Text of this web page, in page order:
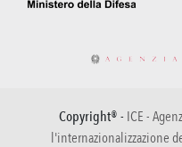
Copyright® - ICE -
l'internazionalizzazione